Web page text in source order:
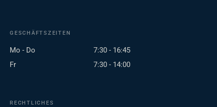
GESCHÄFTSZEITEN
Mo - Do
7:30 - 16:45
Fr
7:30 - 14:00
RECHTLICHES